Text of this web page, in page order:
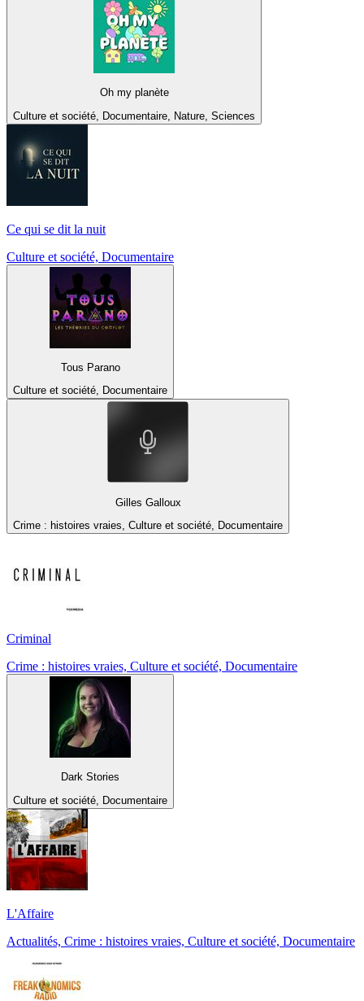
Oh my planète
Culture et société, Documentaire, Nature, Sciences
Ce qui se dit la nuit
Culture et société, Documentaire
Tous Parano
Culture et société, Documentaire
Gilles Galloux
Crime : histoires vraies, Culture et société, Documentaire
Criminal
Crime : histoires vraies, Culture et société, Documentaire
Dark Stories
Culture et société, Documentaire
L'Affaire
Actualités, Crime : histoires vraies, Culture et société, Documentaire